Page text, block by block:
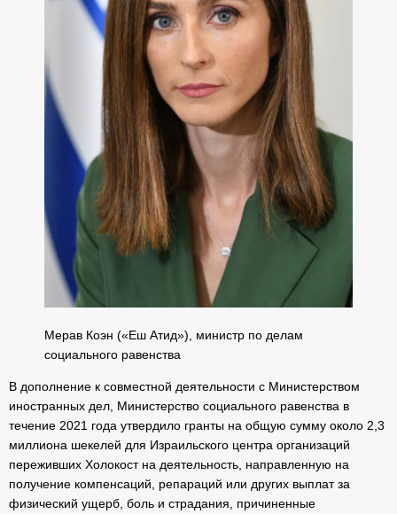
Мерав Коэн («Еш Атид»), министр по делам
социального равенства
В дополнение к совместной деятельности с Министерством
иностранных дел, Министерство социального равенства в
течение 2021 года утвердило гранты на общую сумму около 2,3
миллиона шекелей для Израильского центра организаций
переживших Холокост на деятельность, направленную на
получение компенсаций, репараций или других выплат за
физический ущерб, боль и страдания, причиненные